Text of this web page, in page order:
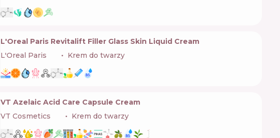
L'Oreal Paris Revitalift Filler Glass Skin Liquid Cream
L'Oreal Paris
Krem do twarzy
VT Azelaic Acid Care Capsule Cream
VT Cosmetics
Krem do twarzy